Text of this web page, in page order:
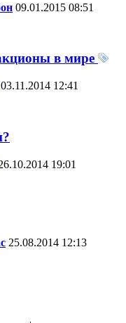
09.01.2015 08:51
в мире
03.11.2014 12:41
19:01
25.08.2014 12:13